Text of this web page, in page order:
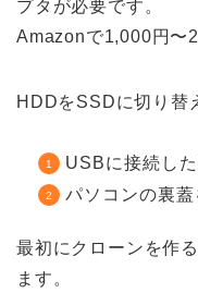
プタが必要です。
Amazonで1,000円〜
HDDをSSDに切り替
USBに接続し
パソコンの裏
最初にクローンを作
ます。